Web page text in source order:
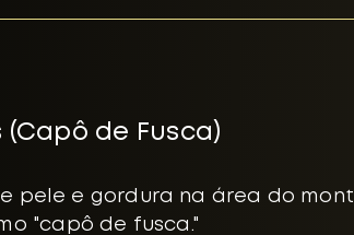
(Capô de Fusca)
pele e gordura na área do
"capô de fusca."